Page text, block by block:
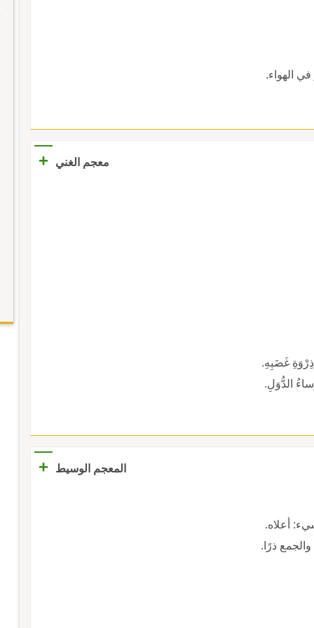
الهواء.
معجم الغني +
غَضَبِهِ.
الدُّوَلِ.
المعجم الوسيط +
أعلاه.
ذرًا.